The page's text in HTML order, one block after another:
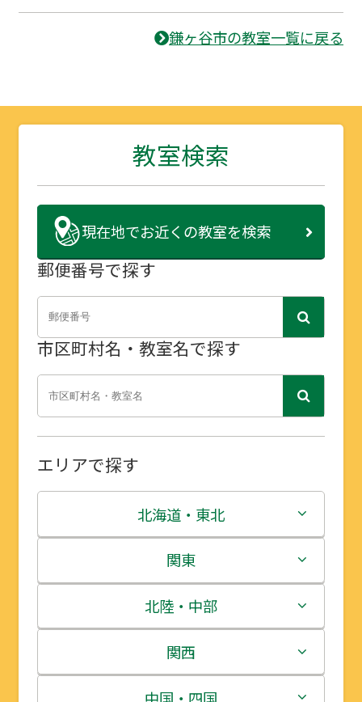
鎌ヶ谷市の教室一覧に戻る
教室検索
現在地でお近くの教室を検索
郵便番号で探す
市区町村名・教室名で探す
エリアで探す
北海道・東北
北海道
青森県
岩手県
宮城県
関東
茨城県
栃木県
群馬県
北陸・中部
新潟県
富山県
関西
三重県
中国・四国